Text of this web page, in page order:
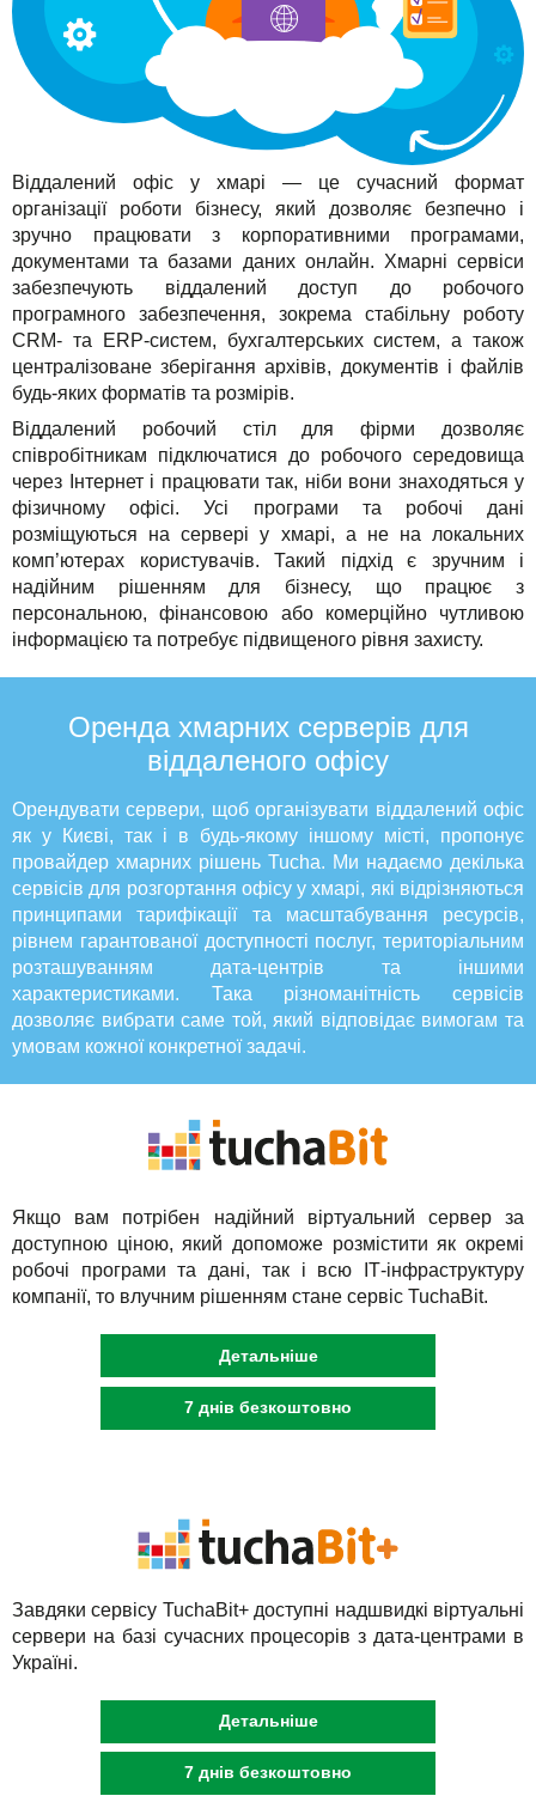
TuchaHosting
TuchaSync
Реселінг хостингу
Контакти
Віддалений офіс у хмарі — це сучасний формат
організації роботи бізнесу, який дозволяє безпечно і
зручно працювати з корпоративними програмами,
документами та базами даних онлайн. Хмарні сервіси
забезпечують віддалений доступ до робочого
програмного забезпечення, зокрема стабільну роботу
CRM- та ERP-систем, бухгалтерських систем, а також
централізоване зберігання архівів, документів і файлів
будь-яких форматів та розмірів.
Віддалений робочий стіл для фірми дозволяє
співробітникам підключатися до робочого середовища
через Інтернет і працювати так, ніби вони знаходяться у
фізичному офісі. Усі програми та робочі дані
розміщуються на сервері у хмарі, а не на локальних
комп’ютерах користувачів. Такий підхід є зручним і
надійним рішенням для бізнесу, що працює з
персональною, фінансовою або комерційно чутливою
інформацією та потребує підвищеного рівня захисту.
Оренда хмарних серверів для
віддаленого офісу
Орендувати сервери, щоб організувати віддалений офіс
як у Києві, так і в будь-якому іншому місті, пропонує
провайдер хмарних рішень Tucha. Ми надаємо декілька
сервісів для розгортання офісу у хмарі, які відрізняються
принципами тарифікації та масштабування ресурсів,
рівнем гарантованої доступності послуг, територіальним
розташуванням дата-центрів та іншими
характеристиками. Така різноманітність сервісів
дозволяє вибрати саме той, який відповідає вимогам та
умовам кожної конкретної задачі.
Якщо вам потрібен надійний віртуальний сервер за
доступною ціною, який допоможе розмістити як окремі
робочі програми та дані, так і всю ІТ-інфраструктуру
компанії, то влучним рішенням стане сервіс TuchaBit.
Детальніше
7 днів безкоштовно
Завдяки сервісу TuchaBit+ доступні надшвидкі віртуальні
сервери на базі сучасних процесорів з дата-центрами в
Україні.
Детальніше
7 днів безкоштовно